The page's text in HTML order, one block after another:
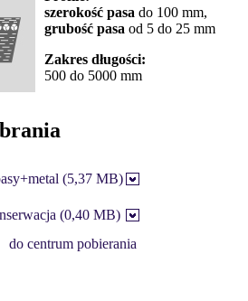
szerokość pasa do 100 mm,
grubość pasa od 5 do 25 mm
Zakres długości:
500 do 5000 mm
(5,37 MB)
(0,40 MB)
do centrum pobierania